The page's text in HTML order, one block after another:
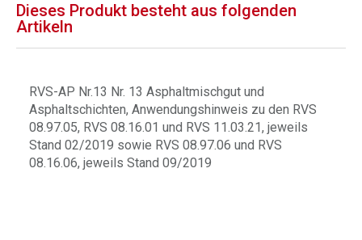
Dieses Produkt besteht aus folgenden
Artikeln
RVS-AP Nr.13 Nr. 13 Asphaltmischgut und
Asphaltschichten, Anwendungshinweis zu den RVS
08.97.05, RVS 08.16.01 und RVS 11.03.21, jeweils
Stand 02/2019 sowie RVS 08.97.06 und RVS
08.16.06, jeweils Stand 09/2019